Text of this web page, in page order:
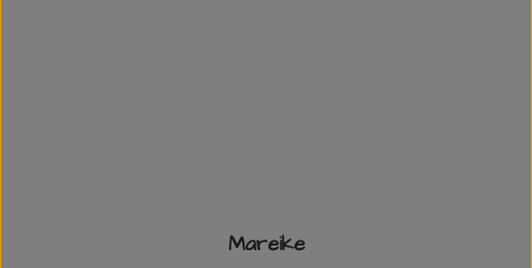
Mareike